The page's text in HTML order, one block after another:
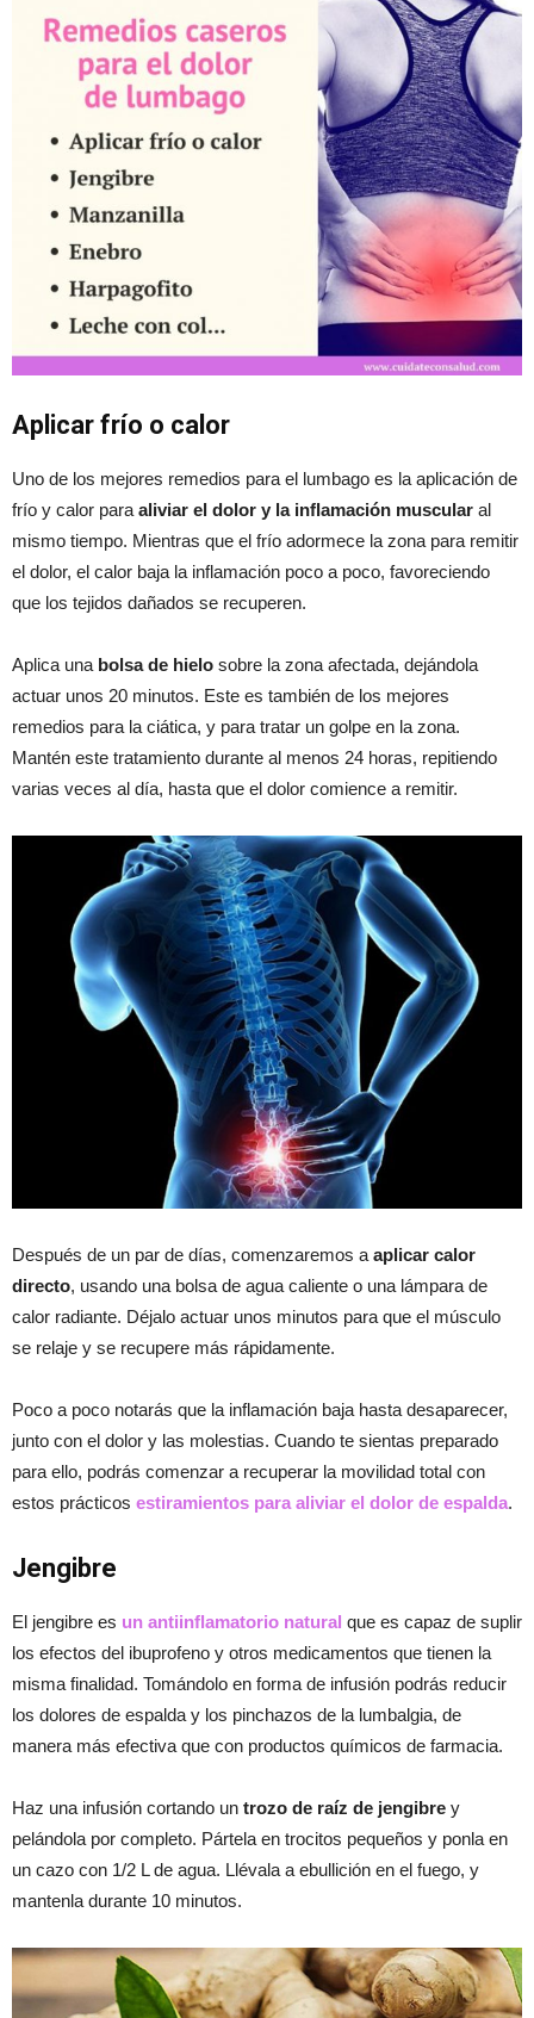
Aplicar frío o calor
Uno de los mejores remedios para el lumbago es la aplicación de
frío y calor para aliviar el dolor y la inflamación muscular al
mismo tiempo. Mientras que el frío adormece la zona para remitir
el dolor, el calor baja la inflamación poco a poco, favoreciendo
que los tejidos dañados se recuperen.
Aplica una bolsa de hielo sobre la zona afectada, dejándola
actuar unos 20 minutos. Este es también de los mejores
remedios para la ciática, y para tratar un golpe en la zona.
Mantén este tratamiento durante al menos 24 horas, repitiendo
varias veces al día, hasta que el dolor comience a remitir.
Después de un par de días, comenzaremos a aplicar calor
directo, usando una bolsa de agua caliente o una lámpara de
calor radiante. Déjalo actuar unos minutos para que el músculo
se relaje y se recupere más rápidamente.
Poco a poco notarás que la inflamación baja hasta desaparecer,
junto con el dolor y las molestias. Cuando te sientas preparado
para ello, podrás comenzar a recuperar la movilidad total con
estos prácticos estiramientos para aliviar el dolor de espalda.
Jengibre
El jengibre es un antiinflamatorio natural que es capaz de suplir
los efectos del ibuprofeno y otros medicamentos que tienen la
misma finalidad. Tomándolo en forma de infusión podrás reducir
los dolores de espalda y los pinchazos de la lumbalgia, de
manera más efectiva que con productos químicos de farmacia.
Haz una infusión cortando un trozo de raíz de jengibre y
pelándola por completo. Pártela en trocitos pequeños y ponla en
un cazo con 1/2 L de agua. Llévala a ebullición en el fuego, y
mantenla durante 10 minutos.